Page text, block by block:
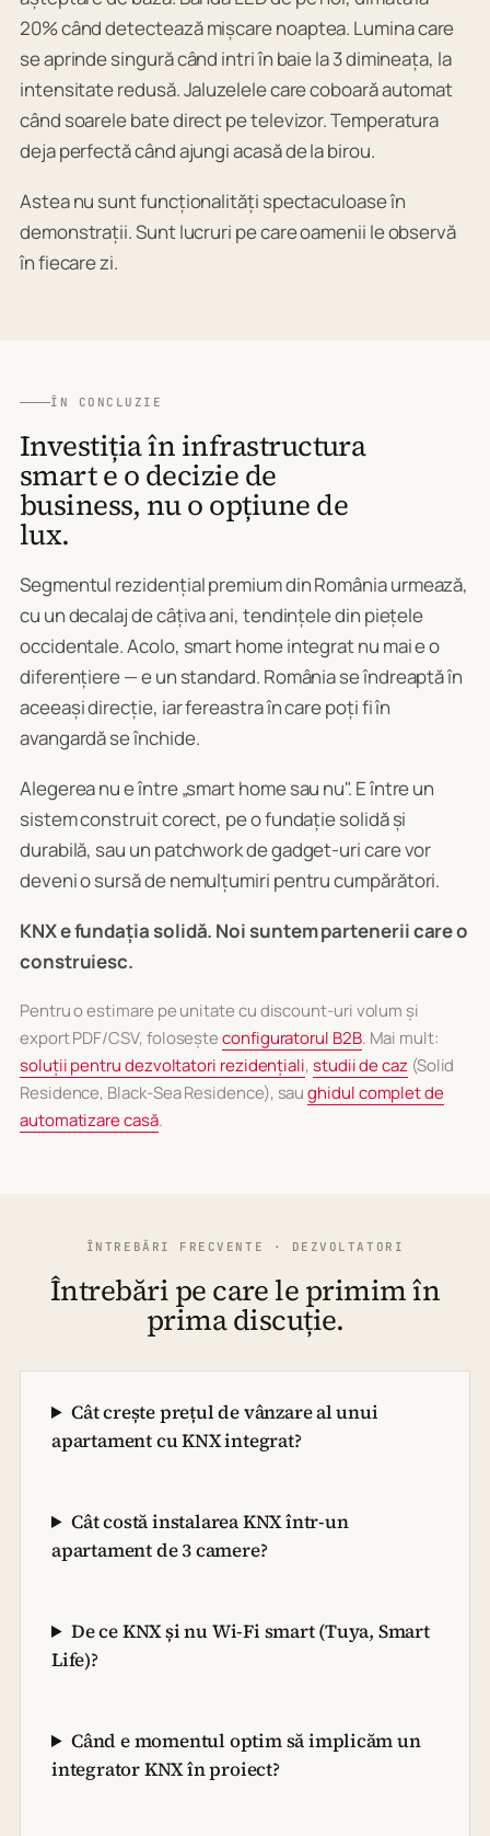
20% când detectează mișcare noaptea. Lumina care
se aprinde singură când intri în baie la 3 dimineața, la
intensitate redusă. Jaluzelele care coboară automat
când soarele bate direct pe televizor. Temperatura
deja perfectă când ajungi acasă de la birou.
Astea nu sunt funcționalități spectaculoase în
demonstrații. Sunt lucruri pe care oamenii le observă
în fiecare zi.
ÎN CONCLUZIE
Investiția în infrastructura
smart e o decizie de
business, nu o opțiune de
lux.
Segmentul rezidențial premium din România urmează,
cu un decalaj de câțiva ani, tendințele din piețele
occidentale. Acolo, smart home integrat nu mai e o
diferențiere — e un standard. România se îndreaptă în
aceeași direcție, iar fereastra în care poți fi în
avangardă se închide.
Alegerea nu e între „smart home sau nu". E între un
sistem construit corect, pe o fundație solidă și
durabilă, sau un patchwork de gadget-uri care vor
deveni o sursă de nemulțumiri pentru cumpărători.
KNX e fundația solidă. Noi suntem partenerii care o
construiesc.
Pentru o estimare pe unitate cu discount-uri volum și
export PDF/CSV, foloseșteconfiguratorul B2B. Mai mult:
soluții pentru dezvoltatori rezidențiali, studii de caz(Solid
Residence, Black-Sea Residence), saughidul complet de
automatizare casă.
ÎNTREBĂRI FRECVENTE · DEZVOLTATORI
Întrebări pe care le primim în
prima discuție.
Cât crește prețul de vânzare al unui
apartament cu KNX integrat?
Cât costă instalarea KNX într-un
apartament de 3 camere?
De ce KNX și nu Wi-Fi smart (Tuya, Smart
Life)?
Când e momentul optim să implicăm un
integrator KNX în proiect?